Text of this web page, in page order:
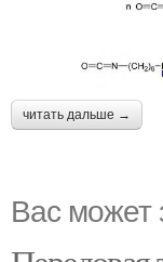
читать дальше →
Вас может